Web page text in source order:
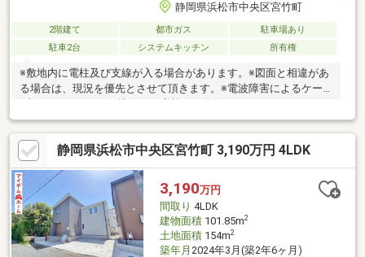
静岡県浜松市中央区宮竹町
2階建て 都市ガス
駐車場あり
駐車2台
システムキッチン 所有権
※敷地内に電柱及び支線が入る場合があります。※図面と相違があ
る場合は、現況を優先とさせて頂きます。※電波障害によるケー
静岡県浜松市中央区宮竹町 3,190万円 4LDK
3,190万円
間取り 4LDK
建物面積101.85m2
土地面積154m2
築年月 2024年3月(築2年6ヶ月)